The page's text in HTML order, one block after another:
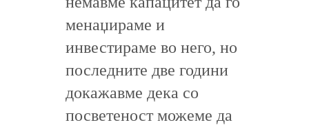
менаџираме и
инвестираме во него, но
последните две години
докажавме дека со
посветеност можеме да